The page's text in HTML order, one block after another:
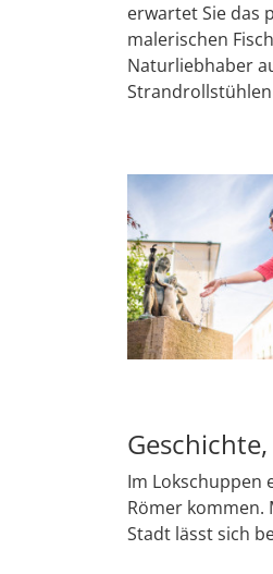
erwartet Sie das
malerischen
Naturliebhaber
Im Lokschuppen
Römer kommen.
Stadt lässt sich